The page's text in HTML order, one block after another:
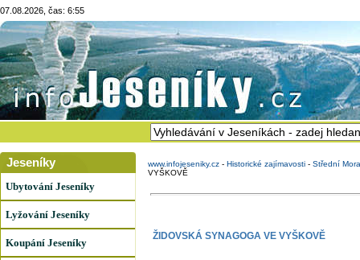
07.08.2026, čas: 6:55
Jeseníky
Ubytování Jeseníky
Lyžování Jeseníky
Koupání Jeseníky
www.infojeseniky.cz - Historické zajímavosti - Střední
VYŠKOVĚ
ŽIDOVSKÁ SYNAGOGA VE VYŠKOVĚ